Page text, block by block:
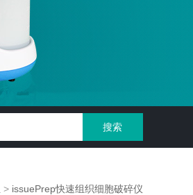
> issuePrep快速组织细胞破碎仪